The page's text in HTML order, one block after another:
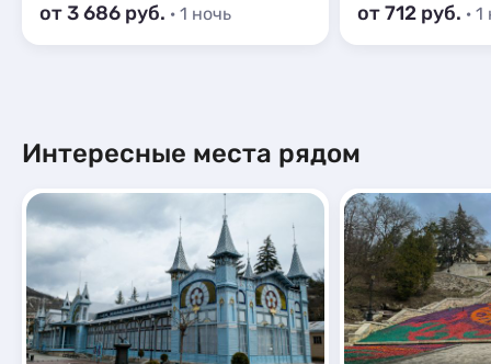
от 3 686 · 1 ночь от 712 ·
Интересные места рядом